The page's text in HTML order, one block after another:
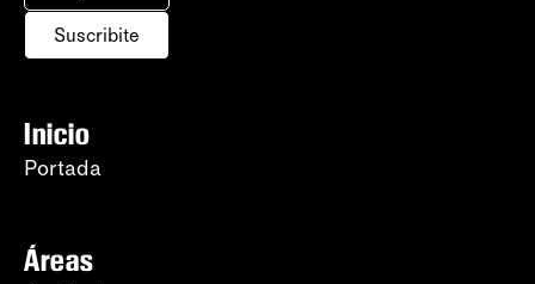
Suscribite
Inicio
Portada
Áreas